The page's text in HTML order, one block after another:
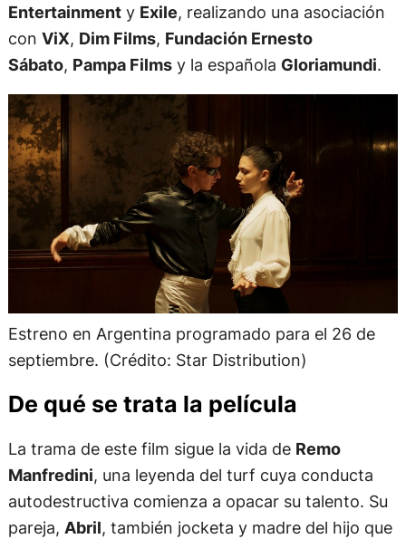
Entertainmenty Exile, realizando una asociación
con ViX, Dim Films, Fundación Ernesto
Sábato, Pampa Filmsy la española Gloriamundi.
Estreno en Argentina programado para el 26 de
septiembre. (Crédito: Star Distribution)
De qué se trata la película
La trama de este film sigue la vida de Remo
Manfredini, una leyenda del turf cuya conducta
autodestructiva comienza a opacar su talento. Su
pareja, Abril, también jocketa y madre del hijo que